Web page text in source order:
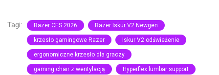
Tagi: Razer CES 2026 Razer Iskur V2 Newgen
krzesło gamingowe Razer Iskur V2 odświeżenie
ergonomiczne krzesło dla graczy
gaming chair z wentylacją Hyperflex lumbar support